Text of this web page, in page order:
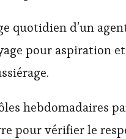
quotidien d’un
pour aspiration et
hebdomadaires
pour vérifier le